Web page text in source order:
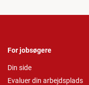
For jobsøgere
Din side
Evaluer din arbejdsplads